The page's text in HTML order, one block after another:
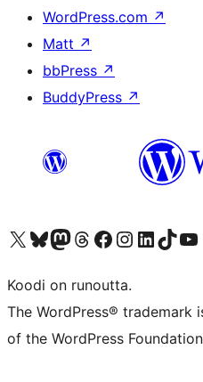
WordPress.com ↗
Matt ↗
bbPress ↗
BuddyPress ↗
Visit our X (formerly Twitter) account
Visit our Bluesky account
Visit our Mastodon account
Visit our Threads account
Visit our Facebook page
Visit our Instagram account
Visit our LinkedIn
Visit ourNäytä
Koodi on runoutta.
The WordPress®
of the WordPress